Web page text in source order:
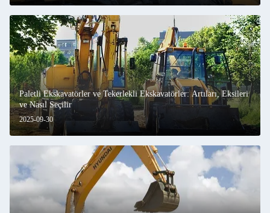
2025-09-30
Paletli Ekskavatörler ve Tekerlekli Ekskavatörler: Artıları, Eksileri
ve Nasıl Seçilir